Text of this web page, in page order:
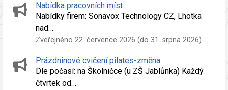
Nabídka pracovních míst
Nabídky firem: Sonavox Technology CZ, Lhotka
nad…
Zveřejněno 22. července 2026 (do 31. srpna 2026)
Prázdninové cvičení pilates-změna
Dle počasí: na Školničce (u ZŠ Jablůnka) Každý
čtvrtek od…